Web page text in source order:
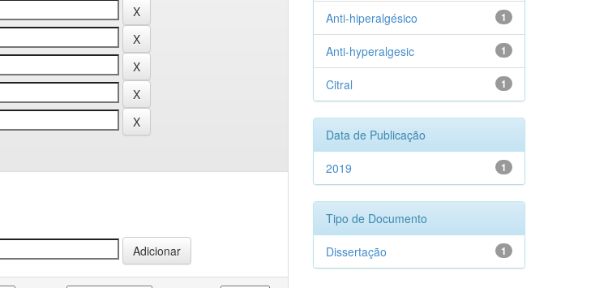
1
Anti-hiperalgésico
1
Anti-hyperalgesic
1
Citral
Data de Publicação
1
2019
Tipo de Documento
1
Dissertação